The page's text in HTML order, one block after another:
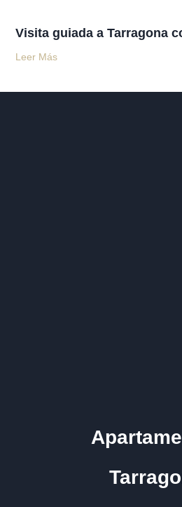
Visita guiada a Tarragona
Leer Más